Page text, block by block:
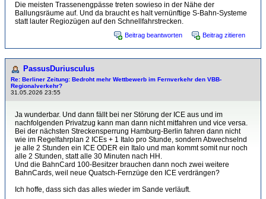
Die meisten Trassenengpässe treten sowieso in der Nähe der
Ballungsräume auf. Und da braucht es halt vernünftige S-Bahn-Systeme
statt lauter Regiozügen auf den Schnellfahrstrecken.
Beitrag beantworten Beitrag zitieren
PassusDuriusculus
Re: Berliner Zeitung: Bedroht mehr Wettbewerb im Fernverkehr den VBB-
Regionalverkehr?
31.05.2026 23:55
Ja wunderbar. Und dann fällt bei ner Störung der ICE aus und im
nachfolgenden Privatzug kann man dann nicht mitfahren und vice versa.
Bei der nächsten Streckensperrung Hamburg-Berlin fahren dann nicht
wie im Regelfahrplan 2 ICEs + 1 Italo pro Stunde, sondern Abwechselnd
je alle 2 Stunden ein ICE ODER ein Italo und man kommt somit nur noch
alle 2 Stunden, statt alle 30 Minuten nach HH.
Und die BahnCard 100-Besitzer brauchen dann noch zwei weitere
BahnCards, weil neue Quatsch-Fernzüge den ICE verdrängen?
Ich hoffe, dass sich das alles wieder im Sande verläuft.